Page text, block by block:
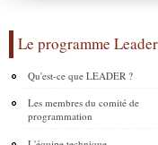
Le programme Leader
Qu'est-ce que LEADER ?
Les membres du comité de
programmation